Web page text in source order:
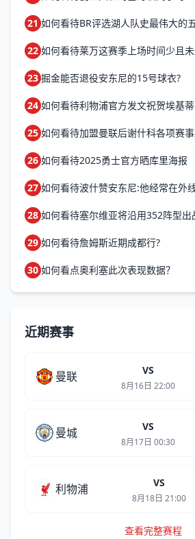
21 如何看待BR评选湖人队史最伟大的
22 如何看待莱万这赛季上场时间少且
23 掘金能否退役安东尼的15号球衣?
24 如何看待利物浦官方发文祝贺埃基
25 如何看待加盟曼联后谢什科各项赛事
26 如何看待2025勇士官方晒库里海报
27 如何看待波什赞安东尼:他经常在外
28 如何看待塞尔维亚将沿用352阵型出
29 如何看待詹姆斯近期成都行?
30 如何看点奥利塞此次表现数据？
近期赛事
曼联 VS
8月16日 22:00
曼城 VS
8月17日 00:30
利物浦 VS
8月18日 21:00
查看完整赛程